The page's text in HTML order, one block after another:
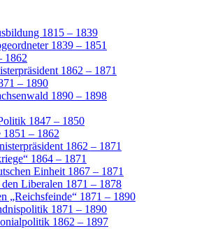
1815 – 1839
1839 – 1851
1862
1862 – 1871
– 1890
1890 – 1898
1847 – 1850
– 1862
1862 – 1871
1864 – 1871
Einheit 1867 – 1871
Liberalen 1871 – 1878
„Reichsfeinde“ 1871 – 1890
1871 – 1890
1862 – 1897